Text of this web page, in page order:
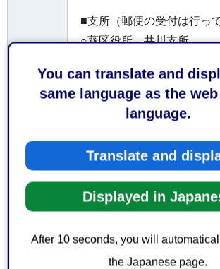
You can translate and
same language as the
language.
Translate and
Displayed in
After 10 seconds, you will
the Japanese page.
■支所（郵便の受付は行っ
○葵区役所 井川支所
〒428-0504 静岡市葵区井
○駿河区役所 長田支所
電話 054-259-5522
〒421-0132 静岡市駿河区
○清水区役所 蒲原支所
電話 054-385-7770
〒421-3211 静岡市清水
■窓口申請
窓口に来られた方の本人